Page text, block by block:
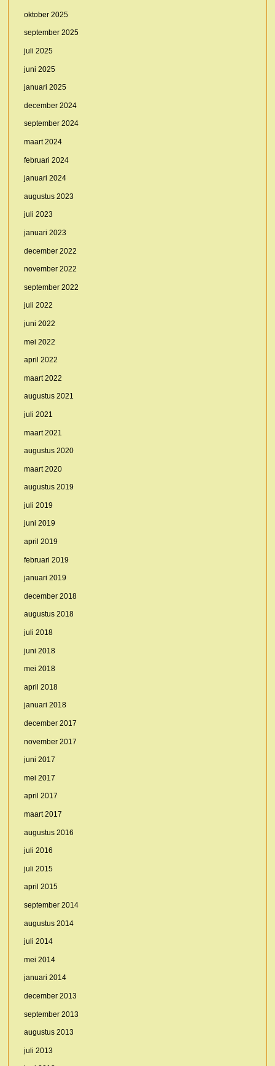
oktober 2025
september 2025
juli 2025
juni 2025
januari 2025
december 2024
september 2024
maart 2024
februari 2024
januari 2024
augustus 2023
juli 2023
januari 2023
december 2022
november 2022
september 2022
juli 2022
juni 2022
mei 2022
april 2022
maart 2022
augustus 2021
juli 2021
maart 2021
augustus 2020
maart 2020
augustus 2019
juli 2019
juni 2019
april 2019
februari 2019
januari 2019
december 2018
augustus 2018
juli 2018
juni 2018
mei 2018
april 2018
januari 2018
december 2017
november 2017
juni 2017
mei 2017
april 2017
maart 2017
augustus 2016
juli 2016
juli 2015
april 2015
september 2014
augustus 2014
juli 2014
mei 2014
januari 2014
december 2013
september 2013
augustus 2013
juli 2013